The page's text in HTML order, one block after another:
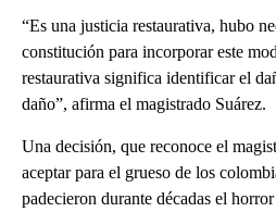
“Es una justicia restaurativa, hubo
constitución para incorporar este
restaurativa significa identificar el
daño”, afirma el magistrado Suárez.
Una decisión, que reconoce el
aceptar para el grueso de los
padecieron durante décadas el